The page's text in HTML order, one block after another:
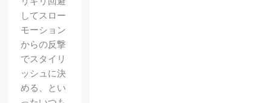
してスロー
モーション
からの反撃
でスタイリ
ッシュに決
める、とい